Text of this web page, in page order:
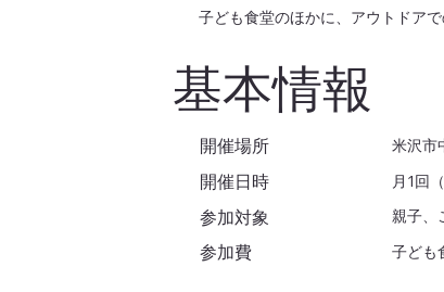
子ども食堂のほかに、アウトドア
基本情報
開催場所 米沢市
開催日時 月1回
参加対象 親子、
参加費 子ども